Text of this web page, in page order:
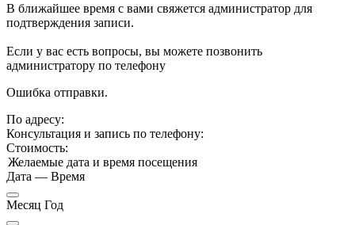
В ближайшее время с вами свяжется администратор для
подтверждения записи.
Если у вас есть вопросы, вы можете позвонить
администратору по телефону
Ошибка отправки.
По адресу:
Консультация и запись по телефону:
Стоимость:
Желаемые дата и время посещения
Дата — Время
Месяц Год